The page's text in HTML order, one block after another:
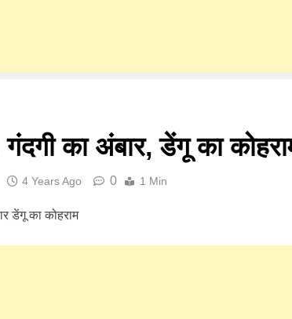
का अंबार, डेंगू का
4 Years Ago 0 1 Min